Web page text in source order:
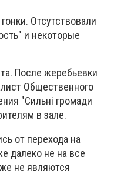
Отсутствовали
и некоторые
После жеребьевки
Общественного
"Сильні громади
в зале.
от перехода на
далеко не на все
не являются